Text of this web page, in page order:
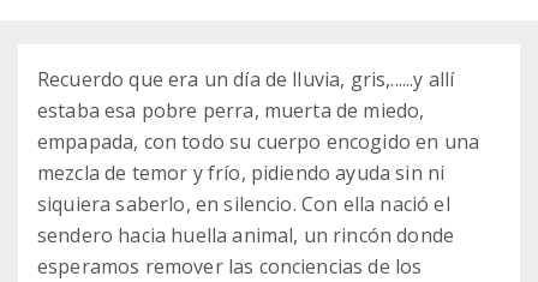
Recuerdo que era un día de lluvia, gris,......y allí
estaba esa pobre perra, muerta de miedo,
empapada, con todo su cuerpo encogido en una
mezcla de temor y frío, pidiendo ayuda sin ni
siquiera saberlo, en silencio. Con ella nació el
sendero hacia huella animal, un rincón donde
esperamos remover las conciencias de los